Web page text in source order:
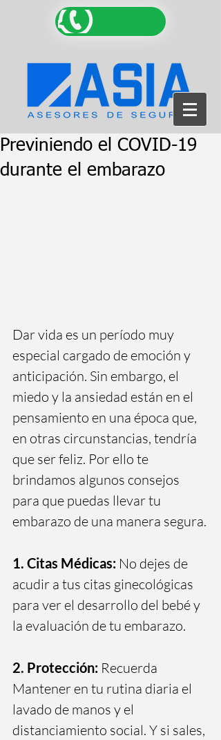
Previniendo el COVID-19
durante el embarazo
Dar vida es un período muy
especial cargado de emoción y
anticipación. Sin embargo, el
miedo y la ansiedad están en el
pensamiento en una época que,
en otras circunstancias, tendría
que ser feliz. Por ello te
brindamos algunos consejos
para que puedas llevar tu
embarazo de una manera segura.
1. Citas Médicas: No dejes de
acudir a tus citas ginecológicas
para ver el desarrollo del bebé y
la evaluación de tu embarazo.
2. Protección: Recuerda
Mantener en tu rutina diaria el
lavado de manos y el
distanciamiento social. Y si sales,